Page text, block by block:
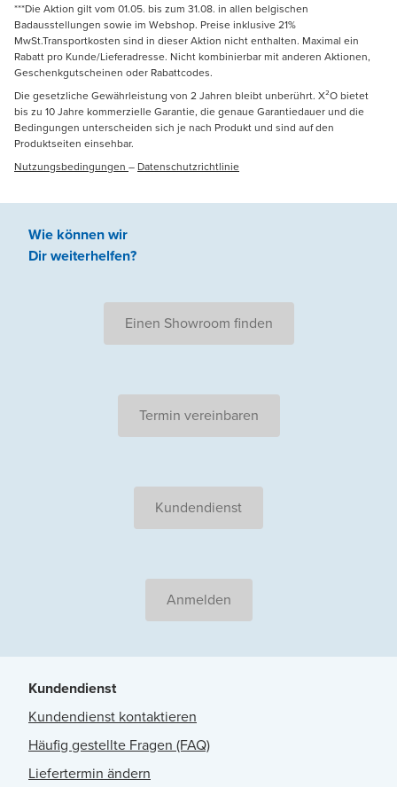
***Die Aktion gilt vom 01.05. bis zum 31.08. in allen belgischen
Badausstellungen sowie im Webshop. Preise inklusive 21%
MwSt.Transportkosten sind in dieser Aktion nicht enthalten. Maximal ein
Rabatt pro Kunde/Lieferadresse. Nicht kombinierbar mit anderen Aktionen,
Geschenkgutscheinen oder Rabattcodes.
Die gesetzliche Gewährleistung von 2 Jahren bleibt unberührt. X²O bietet
bis zu 10 Jahre kommerzielle Garantie, die genaue Garantiedauer und die
Bedingungen unterscheiden sich je nach Produkt und sind auf den
Produktseiten einsehbar.
Nutzungsbedingungen – Datenschutzrichtlinie
Wie können wir
Dir weiterhelfen?
Einen Showroom finden
Termin vereinbaren
Kundendienst
Anmelden
Kundendienst
Kundendienst kontaktieren
Häufig gestellte Fragen (FAQ)
Liefertermin ändern